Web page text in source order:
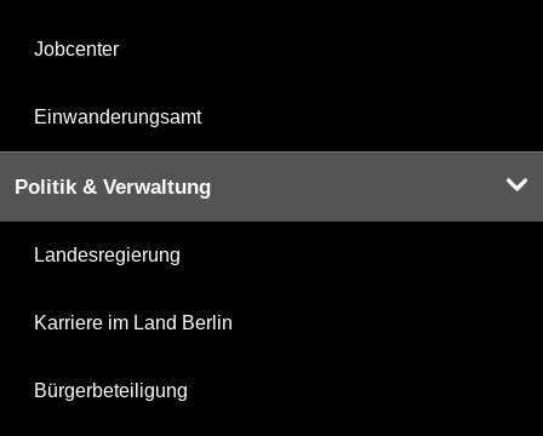
Jobcenter
Einwanderungsamt
Politik & Verwaltung
Landesregierung
Karriere im Land Berlin
Bürgerbeteiligung